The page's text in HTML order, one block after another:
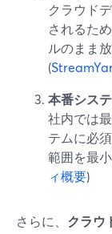
クラウド
されるた
ルのまま
(
本番シス
社内では
テムに必
範囲を最
ィ概要)
さらに、 クラウ